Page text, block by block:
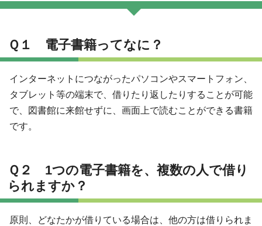
Ｑ１ 電子書籍ってなに？
インターネットにつながったパソコンやスマートフォン、
タブレット等の端末で、借りたり返したりすることが可能
で、図書館に来館せずに、画面上で読むことができる書籍
です。
Ｑ２ 1つの電子書籍を、複数の人で借り
られますか？
原則、どなたかが借りている場合は、他の方は借りられま